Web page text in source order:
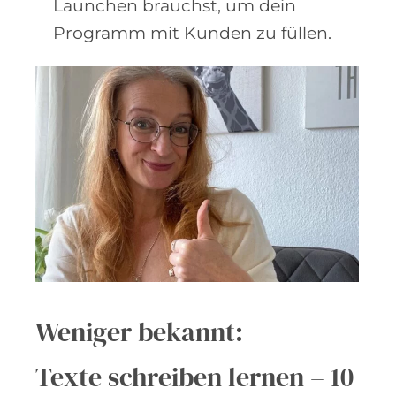
Launchen brauchst, um dein
Programm mit Kunden zu füllen.
Weniger bekannt:
Texte schreiben lernen – 10